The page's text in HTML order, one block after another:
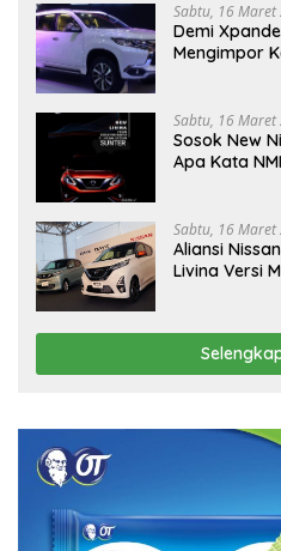
Sabtu, 16
Demi
Mengimpor
Sabtu, 16
Sosok New
Apa Kata
Sabtu, 16
Aliansi
Livina Versi